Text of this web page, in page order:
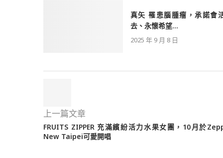
真矢 罹患腦腫瘤，承諾會
去、永懷希望...
2025 年 9 月 8 日
上一篇文章
FRUITS ZIPPER 充滿繽紛活力水果女團，10月於
New Taipei可愛開唱